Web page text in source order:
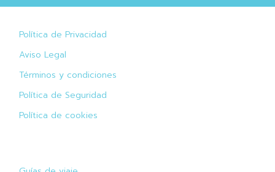
Política de Privacidad
Aviso Legal
Términos y condiciones
Política de Seguridad
Política de cookies